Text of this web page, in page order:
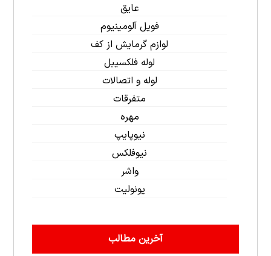
عایق
فویل آلومینیوم
لوازم گرمایش از کف
لوله فلکسیبل
لوله و اتصالات
متفرقات
مهره
نیوپایپ
نیوفلکس
واشر
یونولیت
آخرین مطالب